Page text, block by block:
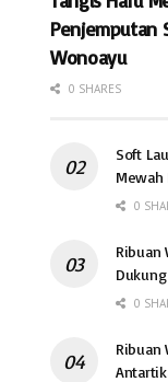
Penjemputan
Wonoayu
0 SHARES
Soft
Mewah
0
Ribuan
0
Ribuan